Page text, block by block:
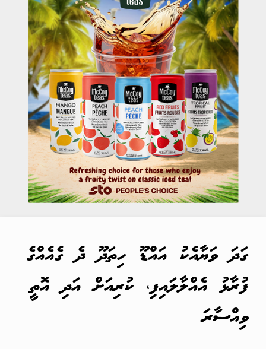
ގަދަ ވަޔާއެކު އައްޑޫ ހިތަދޫ ދެ ގެއެއްގެ
ފުރާޅު އެއްލާލައިފި، ކުރިއަށް އަދި އޮތީ
ވިއްސާރަ